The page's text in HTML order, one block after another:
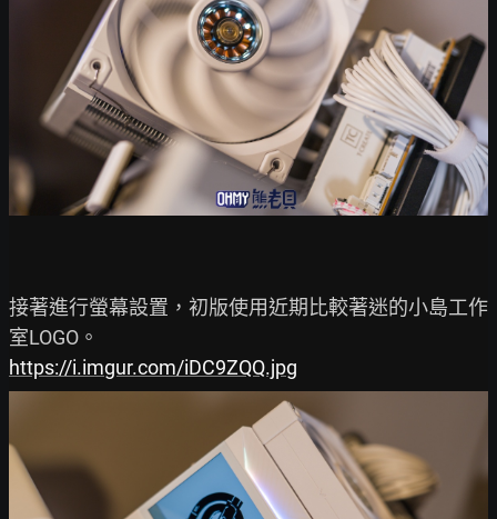
接著進行螢幕設置，初版使用近期比較著迷的小島工作
https://i.imgur.com/iDC9ZQQ.jpg